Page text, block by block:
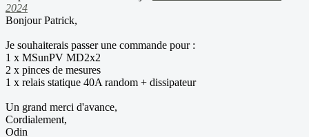
2024
Bonjour Patrick,
Je souhaiterais passer une commande pour :
1 x MSunPV MD2x2
2 x pinces de mesures
1 x relais statique 40A random + dissipateur
Un grand merci d'avance,
Cordialement,
Odin